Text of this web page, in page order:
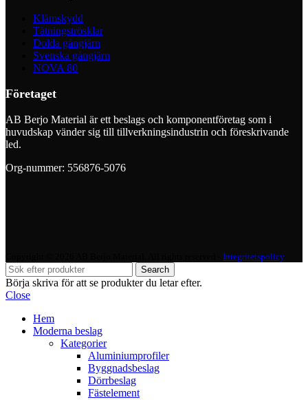
Klämskydd
Tätningströsklar
Dolda gångjärn
Svenska gångjärn
NOVA 80
Företaget
AB Berjo Material är ett beslags och komponentföretag som i
huvudskap vänder sig till tillverkningsindustrin och föreskrivande
led.
Org-nummer: 556876-5076
Integritetspolicy
Search
Börja skriva för att se produkter du letar efter.
Close
Hem
Moderna beslag
Kategorier
Aluminiumprofiler
Byggnadsbeslag
Dörrbeslag
Fästelement